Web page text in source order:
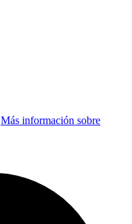
Más información sobre